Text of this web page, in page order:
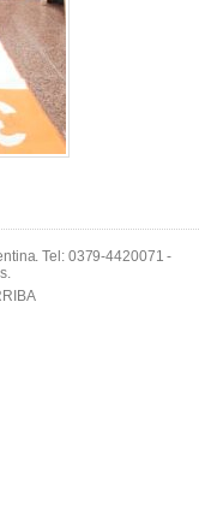
Tel: 0379-4420071 -
.